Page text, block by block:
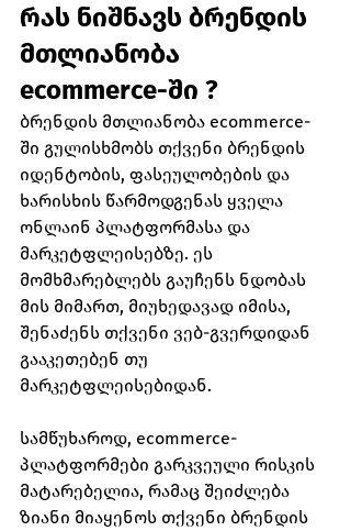
რას ნიშნავს ბრენდის
მთლიანობა
ecommerce-ში ?
ბრენდის მთლიანობა ecommerce-
ში გულისხმობს თქვენი ბრენდის
იდენტობის, ფასეულობების და
ხარისხის წარმოდგენას ყველა
ონლაინ პლატფორმასა და
მარკეტფლეისებზე. ეს
მომხმარებლებს გაუჩენს ნდობას
მის მიმართ, მიუხედავად იმისა,
შენაძენს თქვენი ვებ-გვერდიდან
გააკეთებენ თუ
მარკეტფლეისებიდან.
სამწუხაროდ, ecommerce-
პლატფორმები გარკვეული რისკის
მატარებელია, რამაც შეიძლება
ზიანი მიაყენოს თქვენი ბრენდის